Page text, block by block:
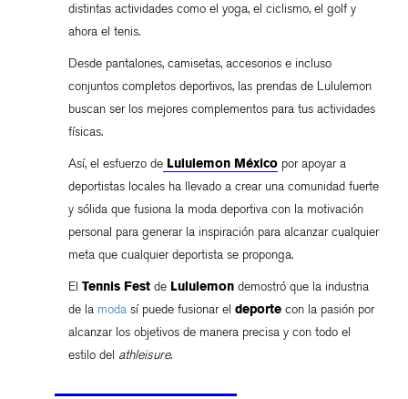
distintas actividades como el yoga, el ciclismo, el golf y
ahora el tenis.
Desde pantalones, camisetas, accesorios e incluso
conjuntos completos deportivos, las prendas de Lululemon
buscan ser los mejores complementos para tus actividades
físicas.
Así, el esfuerzo de Lululemon Méxicopor apoyar a
deportistas locales ha llevado a crear una comunidad fuerte
y sólida que fusiona la moda deportiva con la motivación
personal para generar la inspiración para alcanzar cualquier
meta que cualquier deportista se proponga.
El Tennis FestdeLululemondemostró que la industria
de la modasí puede fusionar el deportecon la pasión por
alcanzar los objetivos de manera precisa y con todo el
estilo del athleisure.